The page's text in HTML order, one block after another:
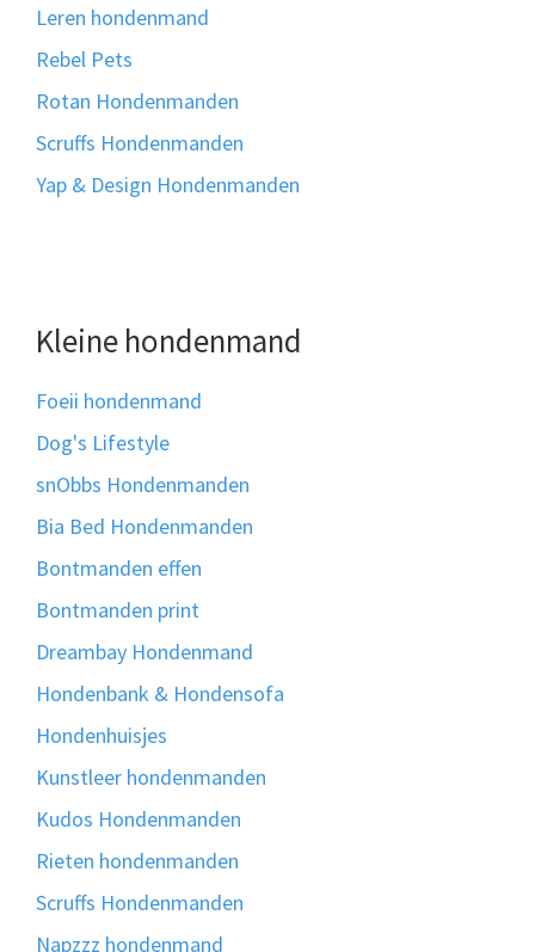
Leren hondenmand
Rebel Pets
Rotan Hondenmanden
Scruffs Hondenmanden
Yap & Design Hondenmanden
Kleine hondenmand
Foeii hondenmand
Dog's Lifestyle
snObbs Hondenmanden
Bia Bed Hondenmanden
Bontmanden effen
Bontmanden print
Dreambay Hondenmand
Hondenbank & Hondensofa
Hondenhuisjes
Kunstleer hondenmanden
Kudos Hondenmanden
Rieten hondenmanden
Scruffs Hondenmanden
Napzzz hondenmand